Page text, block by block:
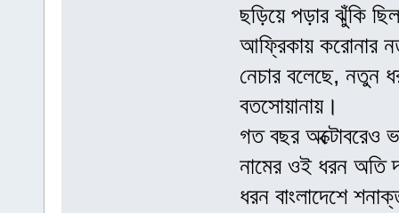
ছড়িয়ে পড়ার ঝুঁকি
আফ্রিকায় করোনার
নেচার বলেছে, নতুন
বতসোয়ানায়।
গত বছর অক্টোবরেও
নামের ওই ধরন অতি
ধরন বাংলাদেশে